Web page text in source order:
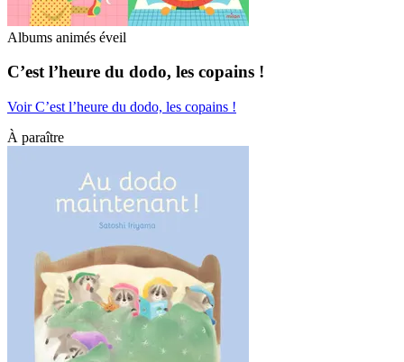
Albums animés éveil
C’est l’heure du dodo, les copains !
Voir C’est l’heure du dodo, les copains !
À paraître